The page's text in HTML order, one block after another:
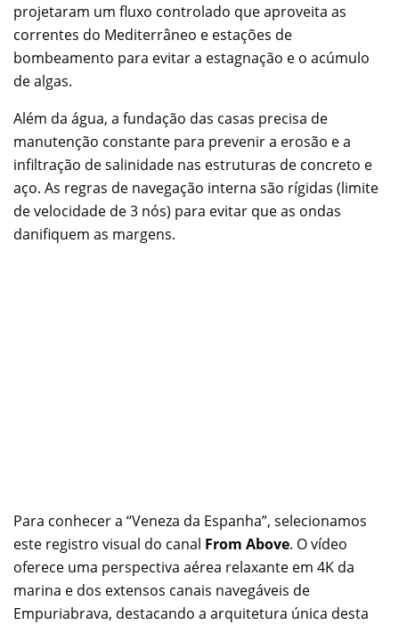
projetaram um fluxo controlado que aproveita as
correntes do Mediterrâneo e estações de
bombeamento para evitar a estagnação e o acúmulo
de algas.
Além da água, a fundação das casas precisa de
manutenção constante para prevenir a erosão e a
infiltração de salinidade nas estruturas de concreto e
aço. As regras de navegação interna são rígidas (limite
de velocidade de 3 nós) para evitar que as ondas
danifiquem as margens.
Para conhecer a “Veneza da Espanha”, selecionamos
este registro visual do canal From Above. O vídeo
oferece uma perspectiva aérea relaxante em 4K da
marina e dos extensos canais navegáveis de
Empuriabrava, destacando a arquitetura única desta